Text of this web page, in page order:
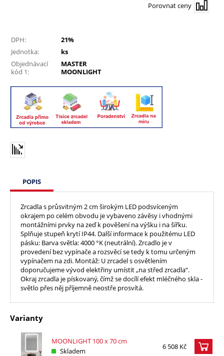
Porovnat ceny
DPH:
21%
Jednotka:
ks
Objednávací
kód 1:
MASTER
MOONLIGHT
POPIS
Zrcadla s průsvitným 2 cm širokým LED podsvíceným
okrajem po celém obvodu je vybaveno závěsy i vhodnými
montážními prvky na zeď k pověšení na výšku i na šířku.
Splňuje stupeň krytí IP44. Další informace k použitému LED
pásku: Barva světla: 4000 °K (neutrální). Zrcadlo je v
provedení bez vypínače a rozsvěcí se tedy k tomu určeným
vypínačem na zdi. Montáž: U zrcadel s osvětlením
doporučujeme vývod elektřiny umístit „na střed zrcadla“.
Okraj zrcadla je pískovaný, čímž se docílí efekt mléčného skla -
světlo přes něj příjemně neostře prosvítá.
Varianty
MOONLIGHT 100 x 70 cm
Skladem
6 508 Kč